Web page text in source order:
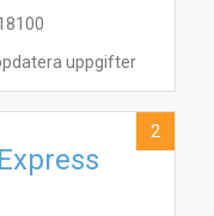
uppgifter
2